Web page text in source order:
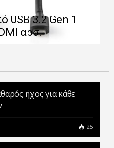
USB 3.2 Gen 1
αρσ.
ήχος για κάθε
25